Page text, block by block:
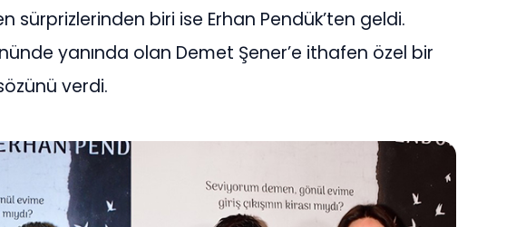
sürprizlerinden biri ise Erhan Pendük’ten geldi.
yanında olan Demet Şener’e ithafen özel bir
verdi.